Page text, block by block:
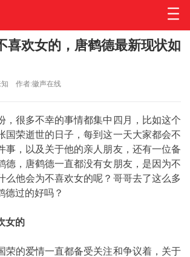
喜欢女的，唐鹤德最新现状如
作者:徽声在线
，很多不幸的事情都集中四月，比如这个
国荣逝世的日子，每到这一天大家都会不
事，以及关于他的亲人朋友，还有一位备
德，唐鹤德一直都没有女朋友，是因为不
么他会为不喜欢女的呢？哥哥去了这么多
德过的好吗？
女的
荣的爱情一直都备受关注和争议着，关于